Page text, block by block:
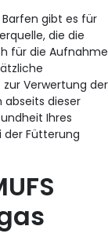
gibt es für
die die
für die Aufnahme
Verwertung der
abseits dieser
Ihres
der Fütterung